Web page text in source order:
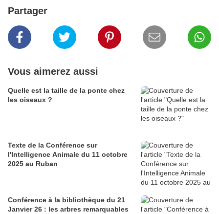
Partager
Vous aimerez aussi
Quelle est la taille de la ponte chez
les oiseaux ?
Texte de la Conférence sur
l'Intelligence Animale du 11 octobre
2025 au Ruban
Conférence à la bibliothèque du 21
Janvier 26 : les arbres remarquables